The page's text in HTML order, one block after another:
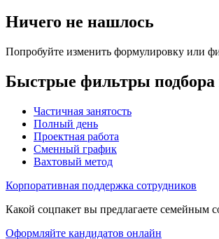
Ничего не нашлось
Попробуйте изменить формулировку или
Быстрые фильтры подбора
Частичная занятость
Полный день
Проектная работа
Сменный график
Вахтовый метод
Корпоративная поддержка сотрудников
Какой соцпакет вы предлагаете семейным
Оформляйте кандидатов онлайн